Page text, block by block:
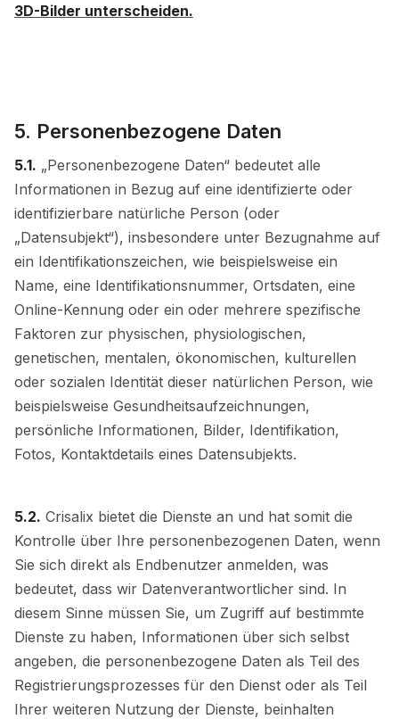
3D-Bilder unterscheiden.
5. Personenbezogene Daten
5.1. „Personenbezogene Daten“ bedeutet alle
Informationen in Bezug auf eine identifizierte oder
identifizierbare natürliche Person (oder
„Datensubjekt“), insbesondere unter Bezugnahme auf
ein Identifikationszeichen, wie beispielsweise ein
Name, eine Identifikationsnummer, Ortsdaten, eine
Online-Kennung oder ein oder mehrere spezifische
Faktoren zur physischen, physiologischen,
genetischen, mentalen, ökonomischen, kulturellen
oder sozialen Identität dieser natürlichen Person, wie
beispielsweise Gesundheitsaufzeichnungen,
persönliche Informationen, Bilder, Identifikation,
Fotos, Kontaktdetails eines Datensubjekts.
5.2. Crisalix bietet die Dienste an und hat somit die
Kontrolle über Ihre personenbezogenen Daten, wenn
Sie sich direkt als Endbenutzer anmelden, was
bedeutet, dass wir Datenverantwortlicher sind. In
diesem Sinne müssen Sie, um Zugriff auf bestimmte
Dienste zu haben, Informationen über sich selbst
angeben, die personenbezogene Daten als Teil des
Registrierungsprozesses für den Dienst oder als Teil
Ihrer weiteren Nutzung der Dienste, beinhalten